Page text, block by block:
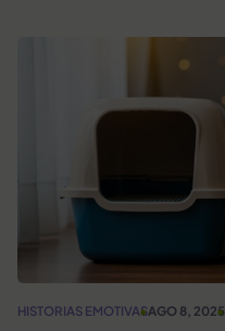
HISTORIAS EMOTIVASAGO 8, 2025